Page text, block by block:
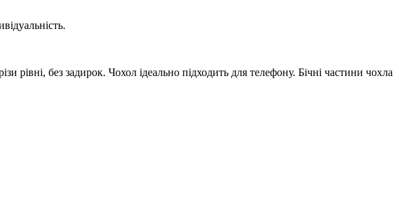
без задирок. Чохол ідеально підходить для телефону. Бічні частини чохла